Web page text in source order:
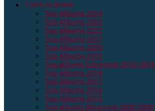
TOPS ALBUMS
Top Albums 2024
Top Albums 2023
Top Albums 2022
Top Albums 2021
Top Albums 2020
Top Albums 2019
Top albums Décennie 2010-2019
Top Albums 2018
Top Albums 2017
Top Albums 2016
Top Albums 2015
Top albums décennie 2000-2009